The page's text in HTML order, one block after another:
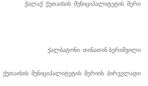
ქალაქ ქუთაისის მუნიციპალიტეტის მერი
ქალბატონი თინათინ ბერიშვილი
ქუთაისის მუნიციპალიტეტის მერიის პირველადი